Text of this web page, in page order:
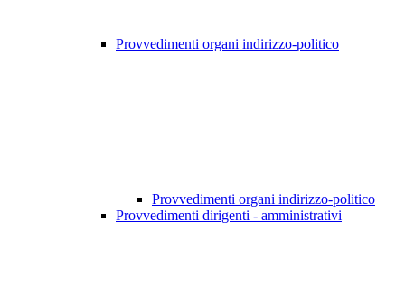
Provvedimenti organi indirizzo-politico
Provvedimenti organi indirizzo-politico
Provvedimenti dirigenti - amministrativi